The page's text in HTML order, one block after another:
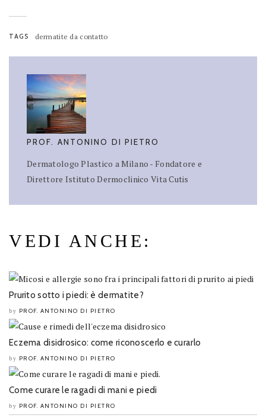
TAGS dermatite da contatto
PROF. ANTONINO DI PIETRO
Dermatologo Plastico a Milano - Fondatore e
Direttore Istituto Dermoclinico Vita Cutis
VEDI ANCHE:
Prurito sotto i piedi: è dermatite?
by PROF. ANTONINO DI PIETRO
Eczema disidrosico: come riconoscerlo e curarlo
by PROF. ANTONINO DI PIETRO
Come curare le ragadi di mani e piedi
by PROF. ANTONINO DI PIETRO